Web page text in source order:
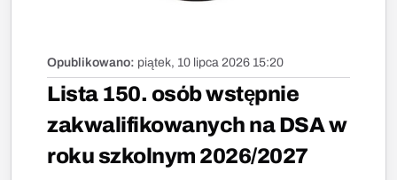
Opublikowano: piątek, 10 lipca 2026 15:20
Lista 150. osób wstępnie
zakwalifikowanych na DSA w
roku szkolnym 2026/2027